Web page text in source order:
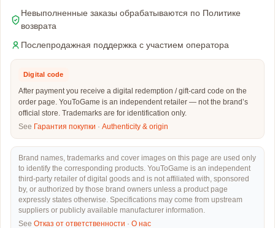
Невыполненные заказы обрабатываются по Политике
возврата
Послепродажная поддержка с участием оператора
Digital code
After payment you receive a digital redemption / gift-card code on the
order page. YouToGame is an independent retailer — not the brand’s
official store. Trademarks are for identification only.
See Гарантия покупки · Authenticity & origin
Brand names, trademarks and cover images on this page are used only
to identify the corresponding products. YouToGame is an independent
third-party retailer of digital goods and is not affiliated with, sponsored
by, or authorized by those brand owners unless a product page
expressly states otherwise. Specifications may come from upstream
suppliers or publicly available manufacturer information.
See Отказ от ответственности · О нас